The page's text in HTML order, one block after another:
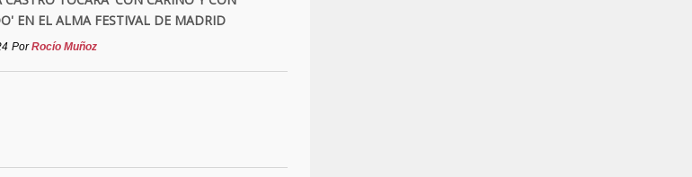
EN EL ALMA FESTIVAL DE MADRID
PorRocío Muñoz